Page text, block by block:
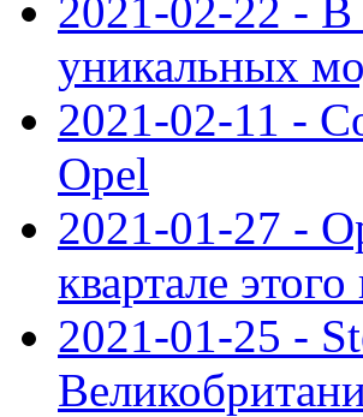
2021-02-22 - В
уникальных
2021-02-11 -
Opel
2021-01-27 -
квартале этого
2021-01-25 -